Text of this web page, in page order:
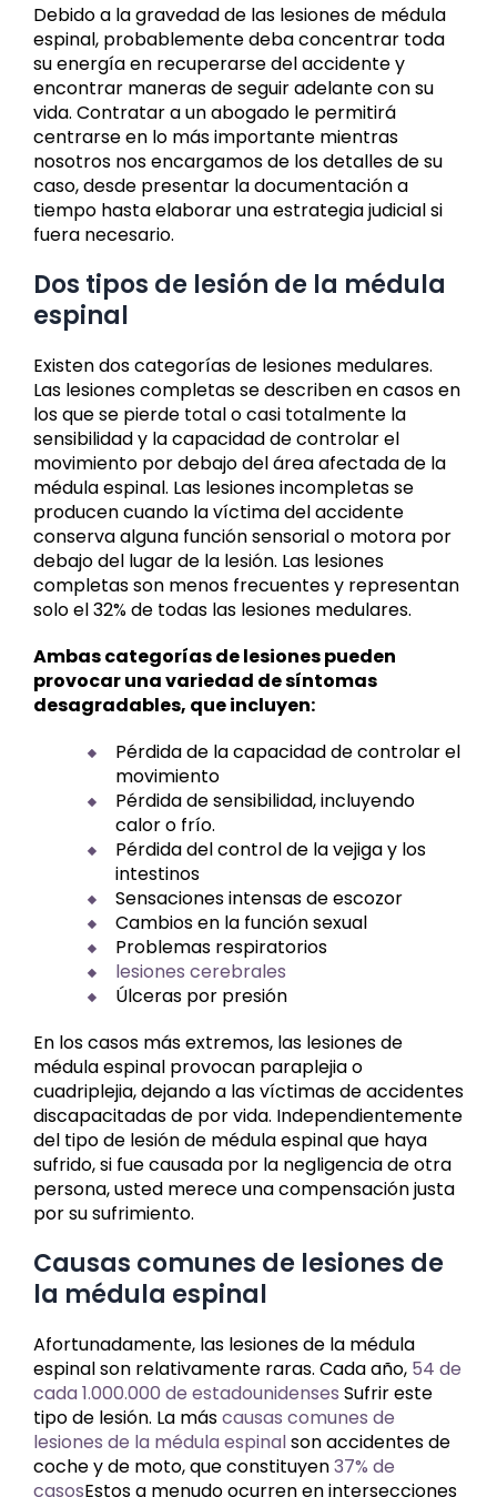
Debido a la gravedad de las lesiones de médula
espinal, probablemente deba concentrar toda
su energía en recuperarse del accidente y
encontrar maneras de seguir adelante con su
vida. Contratar a un abogado le permitirá
centrarse en lo más importante mientras
nosotros nos encargamos de los detalles de su
caso, desde presentar la documentación a
tiempo hasta elaborar una estrategia judicial si
fuera necesario.
Dos tipos de lesión de la médula
espinal
Existen dos categorías de lesiones medulares.
Las lesiones completas se describen en casos en
los que se pierde total o casi totalmente la
sensibilidad y la capacidad de controlar el
movimiento por debajo del área afectada de la
médula espinal. Las lesiones incompletas se
producen cuando la víctima del accidente
conserva alguna función sensorial o motora por
debajo del lugar de la lesión. Las lesiones
completas son menos frecuentes y representan
solo el 32% de todas las lesiones medulares.
Ambas categorías de lesiones pueden
provocar una variedad de síntomas
desagradables, que incluyen:
Pérdida de la capacidad de controlar el
movimiento
Pérdida de sensibilidad, incluyendo
calor o frío.
Pérdida del control de la vejiga y los
intestinos
Sensaciones intensas de escozor
Cambios en la función sexual
Problemas respiratorios
lesiones cerebrales
Úlceras por presión
En los casos más extremos, las lesiones de
médula espinal provocan paraplejia o
cuadriplejia, dejando a las víctimas de accidentes
discapacitadas de por vida. Independientemente
del tipo de lesión de médula espinal que haya
sufrido, si fue causada por la negligencia de otra
persona, usted merece una compensación justa
por su sufrimiento.
Causas comunes de lesiones de
la médula espinal
Afortunadamente, las lesiones de la médula
espinal son relativamente raras. Cada año, 54 de
cada 1.000.000 de estadounidenses Sufrir este
tipo de lesión. La máscausas comunes de
lesiones de la médula espinalson accidentes de
coche y de moto, que constituyen37% de
casosEstos a menudo ocurren en intersecciones